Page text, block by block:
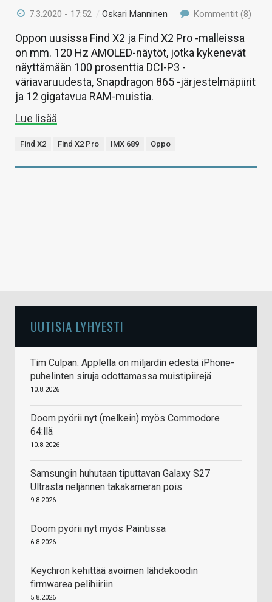
7.3.2020 - 17:52 /Oskari Manninen Kommentit (8)
Oppon uusissa Find X2 ja Find X2 Pro -malleissa
on mm. 120 Hz AMOLED-näytöt, jotka kykenevät
näyttämään 100 prosenttia DCI-P3 -
väriavaruudesta, Snapdragon 865 -järjestelmäpiirit
ja 12 gigatavua RAM-muistia.
Lue lisää
Find X2 Find X2 Pro IMX 689 Oppo
UUTISIA LYHYESTI
Tim Culpan: Applella on miljardin edestä iPhone-
puhelinten siruja odottamassa muistipiirejä
10.8.2026
Doom pyörii nyt (melkein) myös Commodore
64:llä
10.8.2026
Samsungin huhutaan tiputtavan Galaxy S27
Ultrasta neljännen takakameran pois
9.8.2026
Doom pyörii nyt myös Paintissa
6.8.2026
Keychron kehittää avoimen lähdekoodin
firmwarea pelihiiriin
5.8.2026